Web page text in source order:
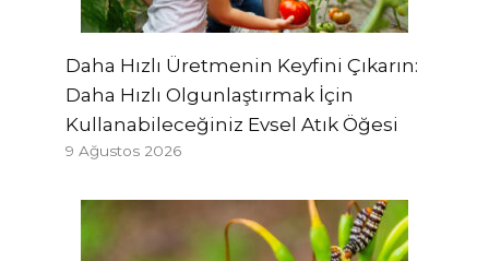
Daha Hızlı Üretmenin Keyfini Çıkarın:
Daha Hızlı Olgunlaştırmak İçin
Kullanabileceğiniz Evsel Atık Öğesi
9 Ağustos 2026